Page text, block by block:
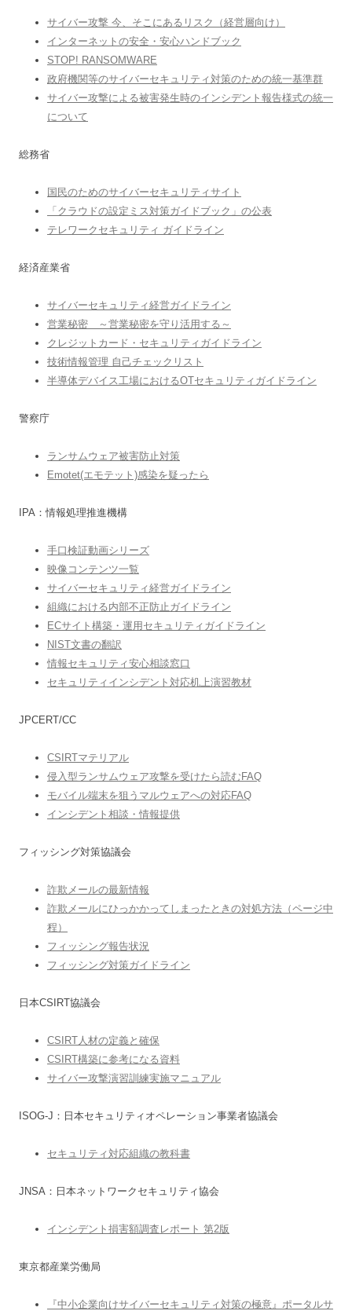
サイバー攻撃 今、そこにあるリスク（経営層向け）
インターネットの安全・安心ハンドブック
STOP! RANSOMWARE
政府機関等のサイバーセキュリティ対策のための統一基準群
サイバー攻撃による被害発生時のインシデント報告様式の統一
について
総務省
国民のためのサイバーセキュリティサイト
「クラウドの設定ミス対策ガイドブック」の公表
テレワークセキュリティ ガイドライン
経済産業省
サイバーセキュリティ経営ガイドライン
営業秘密 ～営業秘密を守り活用する～
クレジットカード・セキュリティガイドライン
技術情報管理 自己チェックリスト
半導体デバイス工場におけるOTセキュリティガイドライン
警察庁
ランサムウェア被害防止対策
Emotet(エモテット)感染を疑ったら
IPA：情報処理推進機構
手口検証動画シリーズ
映像コンテンツ一覧
サイバーセキュリティ経営ガイドライン
組織における内部不正防止ガイドライン
ECサイト構築・運用セキュリティガイドライン
NIST文書の翻訳
情報セキュリティ安心相談窓口
セキュリティインシデント対応机上演習教材
JPCERT/CC
CSIRTマテリアル
侵入型ランサムウェア攻撃を受けたら読むFAQ
モバイル端末を狙うマルウェアへの対応FAQ
インシデント相談・情報提供
フィッシング対策協議会
詐欺メールの最新情報
詐欺メールにひっかかってしまったときの対処方法（ページ中
程）
フィッシング報告状況
フィッシング対策ガイドライン
日本CSIRT協議会
CSIRT人材の定義と確保
CSIRT構築に参考になる資料
サイバー攻撃演習訓練実施マニュアル
ISOG-J：日本セキュリティオペレーション事業者協議会
セキュリティ対応組織の教科書
JNSA：日本ネットワークセキュリティ協会
インシデント損害額調査レポート 第2版
東京都産業労働局
『中小企業向けサイバーセキュリティ対策の極意』ポータルサ